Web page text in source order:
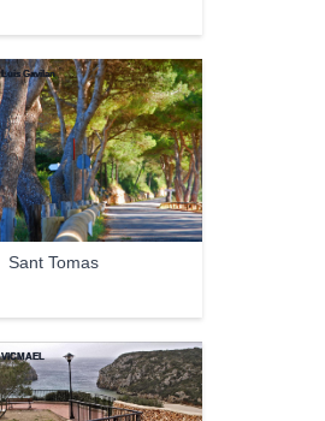
Sant Tomas
Luis Gavilan
VICMAEL